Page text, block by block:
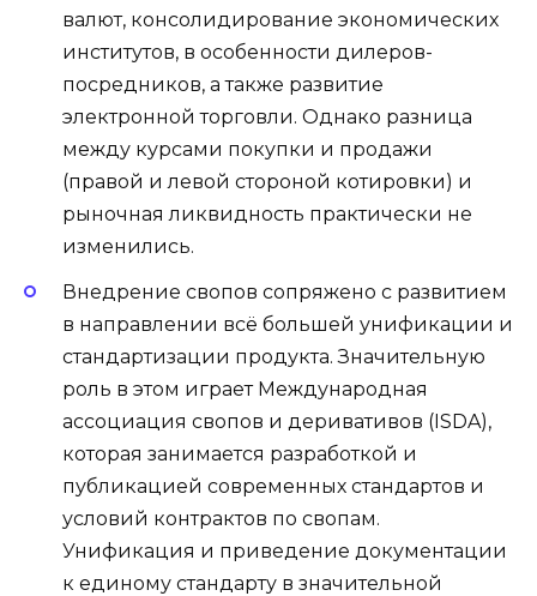
валют, консолидирование экономических
институтов, в особенности дилеров-
посредников, а также развитие
электронной торговли. Однако разница
между курсами покупки и продажи
(правой и левой стороной котировки) и
рыночная ликвидность практически не
изменились.
Внедрение свопов сопряжено с развитием
в направлении всё большей унификации и
стандартизации продукта. Значительную
роль в этом играет Международная
ассоциация свопов и деривативов (ISDA),
которая занимается разработкой и
публикацией современных стандартов и
условий контрактов по свопам.
Унификация и приведение документации
к единому стандарту в значительной